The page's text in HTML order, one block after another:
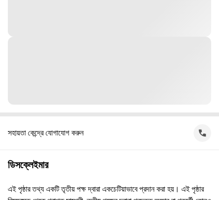
সহায়তা কেন্দ্রে যোগাযোগ করুন
ডিসক্লেইমার
এই পৃষ্ঠার তথ্য একটি তৃতীয় পক্ষ দ্বারা একচেটিয়াভাবে প্রদান করা হয়। এই পৃষ্ঠার